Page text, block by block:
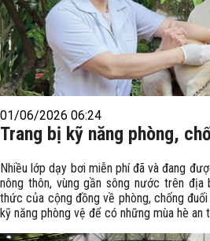
01/06/2026 06:24
Trang bị kỹ năng phòng,
Nhiều lớp dạy bơi miễn phí đã và đang
nông thôn, vùng gần sông nước trên địa
thức của cộng đồng về phòng, chống
kỹ năng phòng vệ để có những mùa hè an